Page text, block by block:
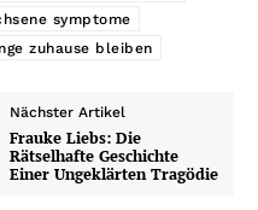
symptome
zuhause bleiben
Nächster Artikel
Frauke Liebs: Die
Rätselhafte Geschichte
Einer Ungeklärten Tragödie